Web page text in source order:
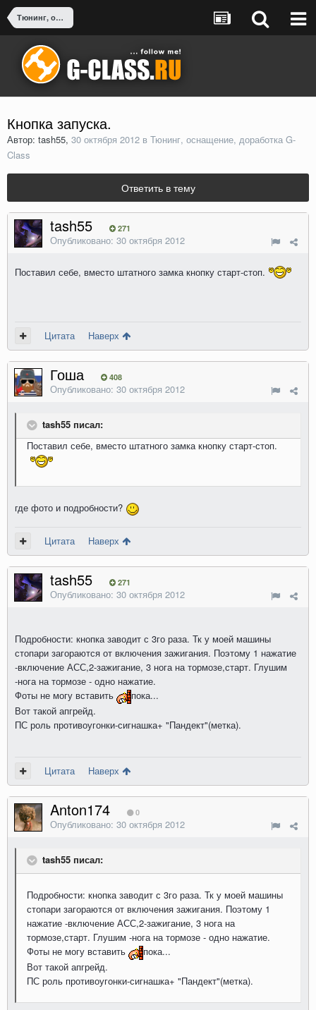
Тюнинг, оснащение, доработка G-Class
Кнопка запуска.
Автор: tash55, 30 октября 2012 в Тюнинг, оснащение, доработка G-
Class
Ответить в тему
tash55 271
Опубликовано: 30 октября 2012
Поставил себе, вместо штатного замка кнопку старт-стоп.
Цитата Наверх
Гоша 408
Опубликовано: 30 октября 2012
tash55 писал:
Поставил себе, вместо штатного замка кнопку старт-стоп.
где фото и подробности?
Цитата Наверх
tash55 271
Опубликовано: 30 октября 2012
Подробности: кнопка заводит с 3го раза. Тк у моей машины
стопари загораются от включения зажигания. Поэтому 1 нажатие
-включение АСС,2-зажигание, 3 нога на тормозе,старт. Глушим
-нога на тормозе - одно нажатие.
Фоты не могу вставить
пока...
Вот такой апгрейд.
ПС роль противоугонки-сигнашка+ "Пандект"(метка).
Цитата Наверх
Anton174 0
Опубликовано: 30 октября 2012
tash55 писал:
Подробности: кнопка заводит с 3го раза. Тк у моей машины
стопари загораются от включения зажигания. Поэтому 1
нажатие -включение АСС,2-зажигание, 3 нога на
тормозе,старт. Глушим -нога на тормозе - одно нажатие.
Фоты не могу вставить
пока...
Вот такой апгрейд.
ПС роль противоугонки-сигнашка+ "Пандект"(метка).